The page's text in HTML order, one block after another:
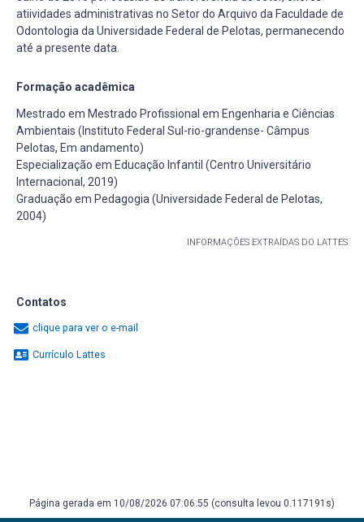
atiividades administrativas no Setor do Arquivo da Faculdade de
Odontologia da Universidade Federal de Pelotas, permanecendo
até a presente data.
Formação acadêmica
Mestrado em Mestrado Profissional em Engenharia e Ciências
Ambientais (Instituto Federal Sul-rio-grandense- Câmpus
Pelotas, Em andamento)
Especialização em Educação Infantil (Centro Universitário
Internacional, 2019)
Graduação em Pedagogia (Universidade Federal de Pelotas,
2004)
INFORMAÇÕES EXTRAÍDAS DO LATTES
Contatos
clique para ver o e-mail
Currículo Lattes
Página gerada em 10/08/2026 07:06:55 (consulta levou 0.117191s)